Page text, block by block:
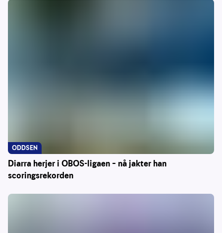
Diarra herjer i OBOS-ligaen – nå jakter han
scoringsrekorden
ODDSEN